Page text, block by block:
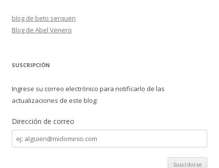
blog de beto serquen
Blog de Abel Venero
SUSCRIPCIÓN
Ingrese su correo electrónico para notificarlo de las
actualizaciones de este blog:
Dirección de correo
Dirección
de
correo